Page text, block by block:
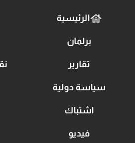
الرئيسية
برلمان
تقارير
سياسة دولية
اشتباك
فيديو